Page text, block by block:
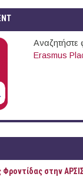
Αναζητήστε
Erasmus
στην